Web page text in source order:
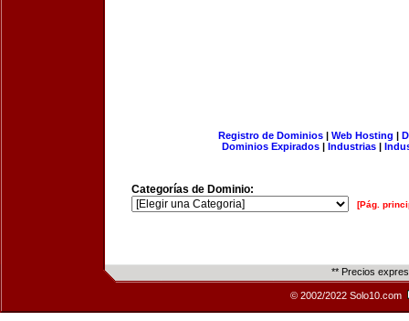
Registro de Dominios| Web Hosting |
Dominios Expirados | Industrias |
Categorías de Dominio:
[Pág.
** Precios
© 2002/2022 Solo10.com